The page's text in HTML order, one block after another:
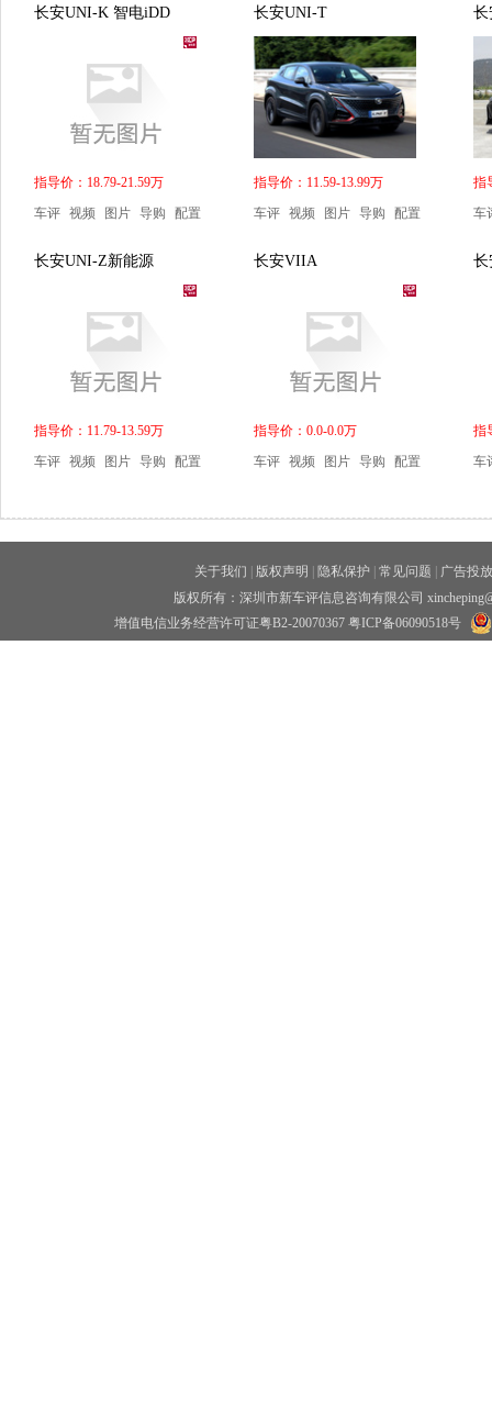
长安UNI-K 智电iDD
指导价：18.79-21.59万
车评 视频 图片 导购 配置
长安UNI-T
指导价：11.59-13.99万
车评 视频 图片 导购 配置
长
指
车
长安UNI-Z新能源
指导价：11.79-13.59万
车评 视频 图片 导购 配置
长安VIIA
指导价：0.0-0.0万
车评 视频 图片 导购 配置
长
指
车
关于我们 版权声明 隐私保护 常见问题
广告投放
版权所有：深圳市新车评信息咨询有限公司
增值电信业务经营许可证粤B2-20070367 粤ICP备06090518号